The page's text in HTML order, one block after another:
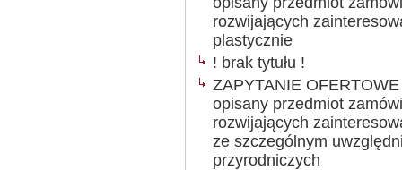
rozwijających
plastycznie
! brak tytułu !
ZAPYTANIE
opisany przedmiot
rozwijających
ze szczególnym
przyrodniczych